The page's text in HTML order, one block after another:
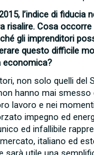
l’indice di fiducia
risalire. Cosa occorre
gli imprenditori
questo difficile
economica?
non solo quelli del
hanno mai smesso
lavoro e nei
impegno ed
ed infallibile
italiano ed